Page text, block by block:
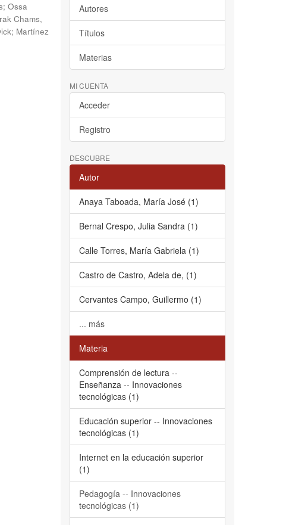
; Ossa
Chams,
; Martínez
Autores
Títulos
Materias
MI CUENTA
Acceder
Registro
DESCUBRE
Autor
Anaya Taboada, María José (1)
Bernal Crespo, Julia Sandra (1)
Calle Torres, María Gabriela (1)
Castro de Castro, Adela de, (1)
Cervantes Campo, Guillermo (1)
... más
Materia
Comprensión de lectura --
Enseñanza -- Innovaciones
tecnológicas (1)
Educación superior -- Innovaciones
tecnológicas (1)
Internet en la educación superior
(1)
Pedagogía -- Innovaciones
tecnológicas (1)